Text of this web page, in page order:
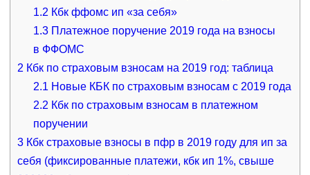
1.2 Кбк ффомс ип «за себя»
1.3 Платежное поручение 2019 года на взносы
в ФФОМС
2 Кбк по страховым взносам на 2019 год: таблица
2.1 Новые КБК по страховым взносам с 2019 года
2.2 Кбк по страховым взносам в платежном
поручении
3Кбк страховые взносы в пфр в 2019 году для ип за
себя (фиксированные платежи, кбк ип 1%, свыше